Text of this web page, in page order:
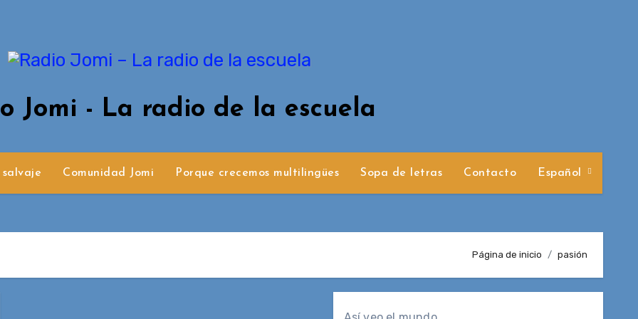
Jomi - La radio de la escuela
salvaje Comunidad Jomi Porque crecemos multilingües Sopa de letras Contacto Español
Página de inicio pasión